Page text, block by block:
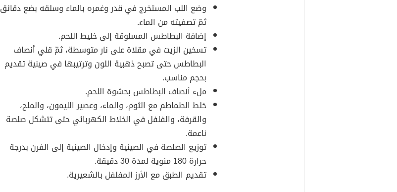
وضع اللب المستخرج في قدر وغمره بالماء وسلقه بضع دقائق
ثمّ تصفيته من الماء.
إضافة البطاطس المسلوقة إلى خليط اللحم.
تسخين الزيت في مقلاة على نار متوسطة، ثمّ قلي أنصاف
البطاطس حتى تصبح ذهبية اللون وترتيبها في صينية تقديم
بحجم مناسب.
ملء أنصاف البطاطس بحشوة اللحم.
خلط الطماطم مع الثوم، والماء، وعصير الليمون، والملح،
والقرفة، والفلفل في الخلاط الكهربائي حتى تتشكل صلصة
ناعمة.
توزيع الصلصة في الصينية وإدخال الصينية إلى الفرن بدرجة
حرارة 180 مئوية لمدة 30 دقيقة.
تقديم الطبق مع الأرز المفلفل بالشعيرية.